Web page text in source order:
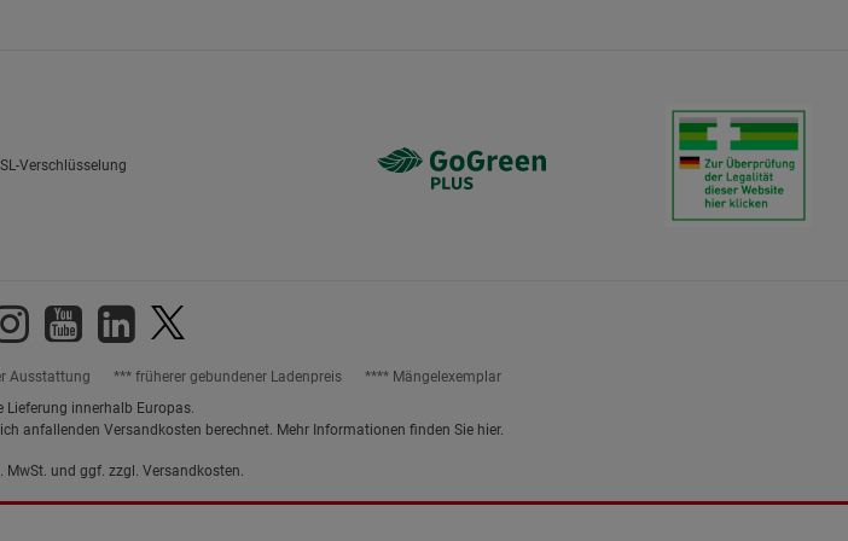
Verschlüsselung
Ausstattung *** früherer gebundener Ladenpreis
**** Mängelexemplar
Lieferung innerhalb Europas.
anfallenden Versandkosten berechnet. Mehr Informationen finden Sie hier.
MwSt. und ggf. zzgl. Versandkosten.